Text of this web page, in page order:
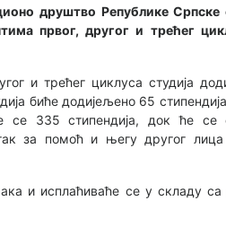
друштво Републике Српске
првог, другог и трећег
и трећег циклуса студија
биће додијељено 65
се 335 стипендија, док ће се
за помоћ и његу другог лица
и исплаћиваће се у складу